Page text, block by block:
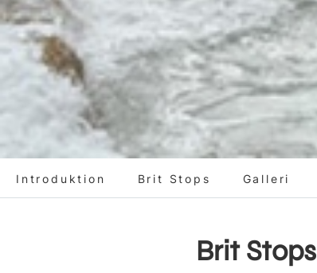
Introduktion Brit Stops Galleri
Brit Stops